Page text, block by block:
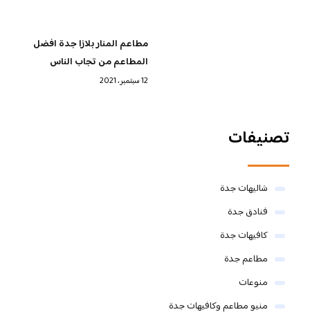
مطاعم المنار بلازا جدة افضل
المطاعم من تجاب الناس
12 سبتمبر، 2021
تصنيفات
شاليهات جدة
فنادق جدة
كافيهات جدة
مطاعم جدة
منوعات
منيو مطاعم وكافيهات جدة